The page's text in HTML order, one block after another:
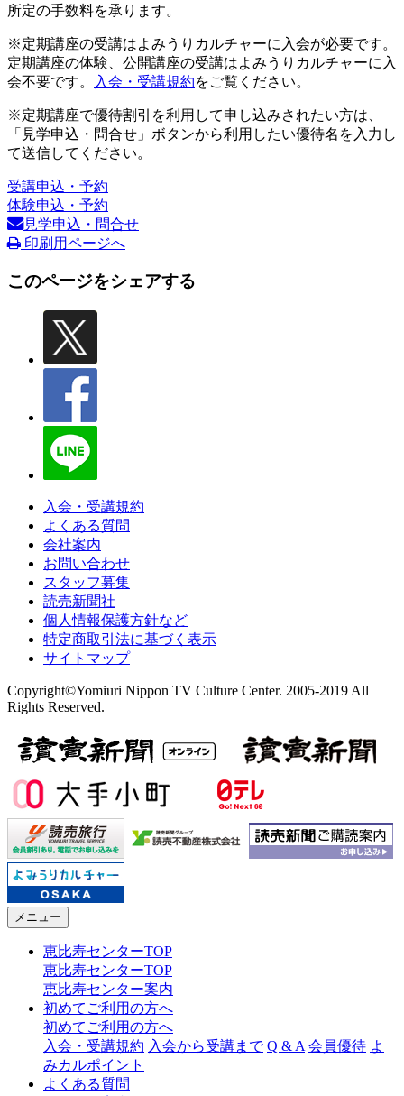
所定の手数料を承ります。
※定期講座の受講はよみうりカルチャーに入会が必要です。
定期講座の体験、公開講座の受講はよみうりカルチャーに入
会不要です。
入会・受講規約をご覧ください。
※定期講座で優待割引を利用して申し込みされたい方は、
「見学申込・問合せ」ボタンから利用したい優待名を入力し
て送信してください。
受講申込・予約
体験申込・予約
見学申込・問合せ
印刷用ページへ
このページをシェアする
入会・受講規約
よくある質問
会社案内
お問い合わせ
スタッフ募集
読売新聞社
個人情報保護方針など
特定商取引法に基づく表示
サイトマップ
Copyright©Yomiuri Nippon TV Culture Center. 2005-2019 All
Rights Reserved.
メニュー
恵比寿センターTOP
恵比寿センターTOP
恵比寿センター案内
初めてご利用の方へ
初めてご利用の方へ
入会・受講規約 入会から受講まで Q & A 会員優待 よ
みカルポイント
よくある質問